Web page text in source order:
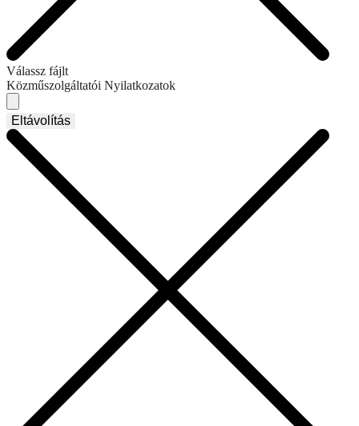
Válassz fájlt
Közműszolgáltatói Nyilatkozatok
Eltávolítás